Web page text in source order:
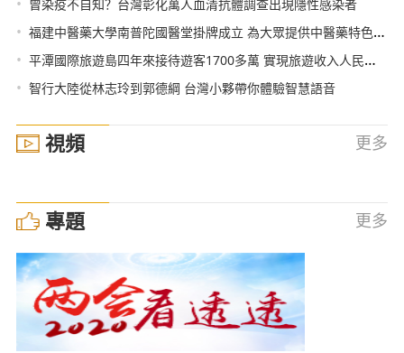
• 曾染疫不自知？台灣彰化萬人血清抗體調查出現隱性感染者
• 福建中醫藥大學南普陀國醫堂掛牌成立 為大眾提供中醫藥特色服務
• 平潭國際旅遊島四年來接待遊客1700多萬 實現旅遊收入人民幣167.8億
• 智行大陸從林志玲到郭德綱 台灣小夥帶你體驗智慧語音
視頻 更多
專題 更多